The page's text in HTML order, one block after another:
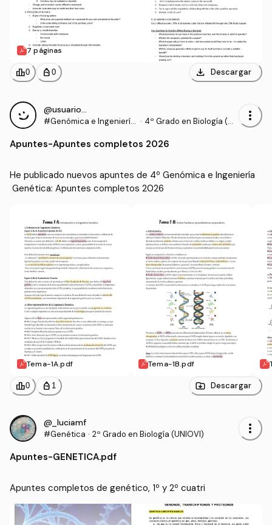
7 páginas
leaderboard0 personal_bag 0 download Descargar
@usuario443
#Genómica e Ingeniería · 4º Grado en Biología (U
more_vert
Apuntes-Apuntes completos 2026
He publicado nuevos apuntes de 4º Genómica e Ingeniería
Genética: Apuntes completos 2026
Tema-1A.pdf Tema-1B.pdf
leaderboard0 personal_bag 1 Descargar
@_luciamf
#Genética · 2º Grado en Biología (UNIOVI) more_vert
Apuntes-GENETICA.pdf
Apuntes completos de genético, 1º y 2º cuatri